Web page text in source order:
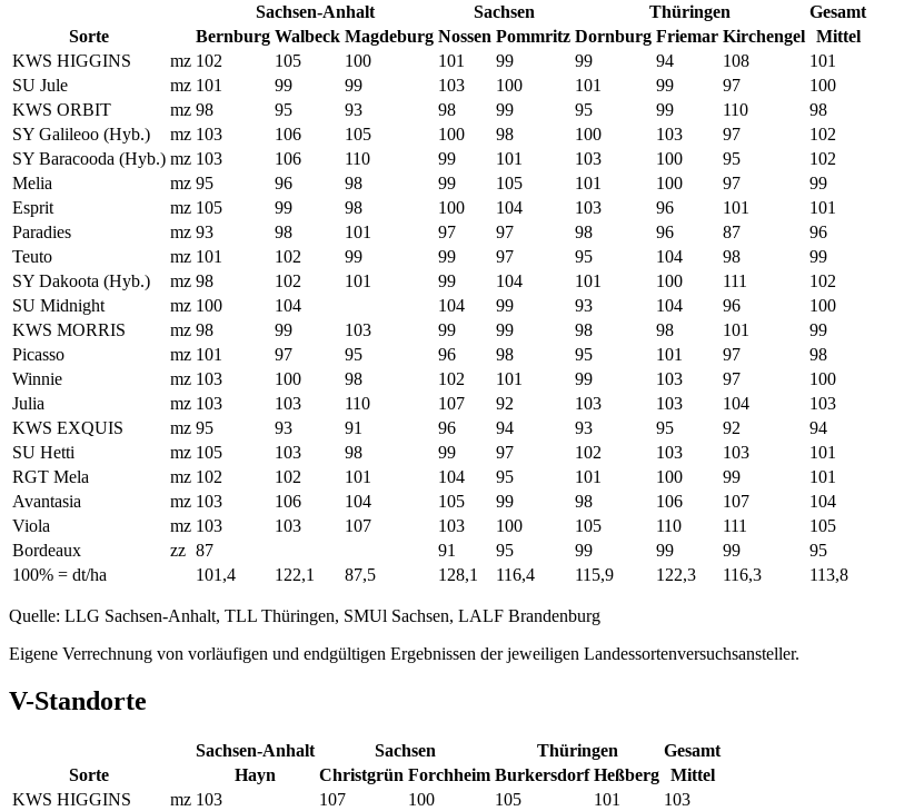
Sachsen-Anhalt Sachsen Thüringen
Gesamt
Sorte
Bernburg Walbeck Magdeburg Nossen Pommritz Dornburg Friemar Kirchengel Mittel
KWS HIGGINS
mz 102 105 100 101 99 99 94 108
101
SU Jule
mz 101 99 99 103 100 101 99 97
100
KWS ORBIT
mz 98 95 93 98 99 95 99 110
98
SY Galileoo (Hyb.)
mz 103 106 105 100 98 100 103 97
102
SY Baracooda (Hyb.) mz 103 106 110 99 101 103 100 95
102
Melia
mz 95 96 98 99 105 101 100 97
99
Esprit
mz 105 99 98 100 104 103 96 101
101
Paradies
mz 93 98 101 97 97 98 96 87
96
Teuto
mz 101 102 99 99 97 95 104 98
99
SY Dakoota (Hyb.)
mz 98 102 101 99 104 101 100 111
102
SU Midnight
mz 100 104 104 99 93 104 96
100
KWS MORRIS
mz 98 99 103 99 99 98 98 101
99
Picasso
mz 101 97 95 96 98 95 101 97
98
Winnie
mz 103 100 98 102 101 99 103 97
100
Julia
mz 103 103 110 107 92 103 103 104
103
KWS EXQUIS
mz 95 93 91 96 94 93 95 92
94
SU Hetti
mz 105 103 98 99 97 102 103 103
101
RGT Mela
mz 102 102 101 104 95 101 100 99
101
Avantasia
mz 103 106 104 105 99 98 106 107
104
Viola
mz 103 103 107 103 100 105 110 111
105
Bordeaux
zz 87 91 95 99 99 99
95
100% = dt/ha
101,4 122,1 87,5 128,1 116,4 115,9 122,3 116,3 113,8
Quelle: LLG Sachsen-Anhalt, TLL Thüringen, SMUl Sachsen, LALF Brandenburg
Eigene Verrechnung von vorläufigen und endgültigen Ergebnissen der jeweiligen Landessortenversuchsansteller.
V-Standorte
Sachsen-Anhalt Sachsen Thüringen
Gesamt
Sorte
Hayn Christgrün Forchheim Burkersdorf Heßberg Mittel
KWS HIGGINS
mz 103 107 100 105 101
103